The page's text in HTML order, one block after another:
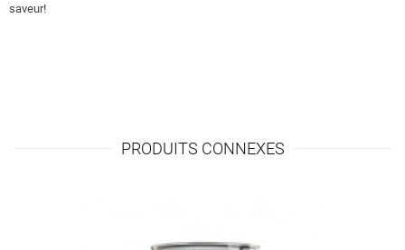
saveur!
PRODUITS CONNEXES